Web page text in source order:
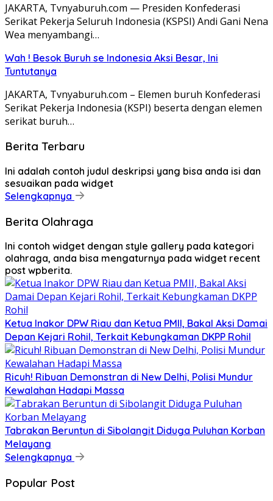
JAKARTA, Tvnyaburuh.com — Presiden Konfederasi
Serikat Pekerja Seluruh Indonesia (KSPSI) Andi Gani Nena
Wea menyambangi…
Wah ! Besok Buruh se Indonesia Aksi Besar, Ini
Tuntutanya
JAKARTA, Tvnyaburuh.com – Elemen buruh Konfederasi
Serikat Pekerja Indonesia (KSPI) beserta dengan elemen
serikat buruh…
Berita Terbaru
Ini adalah contoh judul deskripsi yang bisa anda isi dan
sesuaikan pada widget
Selengkapnya
Berita Olahraga
Ini contoh widget dengan style gallery pada kategori
olahraga, anda bisa mengaturnya pada widget recent
post wpberita.
Ketua Inakor DPW Riau dan Ketua PMII, Bakal Aksi Damai
Depan Kejari Rohil, Terkait Kebungkaman DKPP Rohil
Ricuh! Ribuan Demonstran di New Delhi, Polisi Mundur
Kewalahan Hadapi Massa
Tabrakan Beruntun di Sibolangit Diduga Puluhan Korban
Melayang
Selengkapnya
Popular Post